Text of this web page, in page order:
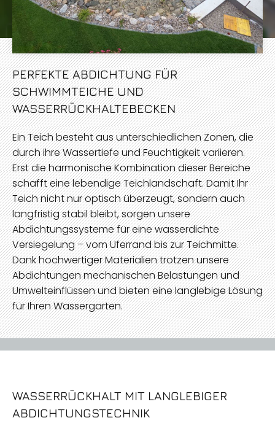
PERFEKTE ABDICHTUNG FÜR
SCHWIMMTEICHE UND
WASSERRÜCKHALTEBECKEN
Ein Teich besteht aus unterschiedlichen Zonen, die
durch ihre Wassertiefe und Feuchtigkeit variieren.
Erst die harmonische Kombination dieser Bereiche
schafft eine lebendige Teichlandschaft. Damit Ihr
Teich nicht nur optisch überzeugt, sondern auch
langfristig stabil bleibt, sorgen unsere
Abdichtungssysteme für eine wasserdichte
Versiegelung – vom Uferrand bis zur Teichmitte.
Dank hochwertiger Materialien trotzen unsere
Abdichtungen mechanischen Belastungen und
Umwelteinflüssen und bieten eine langlebige Lösung
für Ihren Wassergarten.
WASSERRÜCKHALT MIT LANGLEBIGER
ABDICHTUNGSTECHNIK